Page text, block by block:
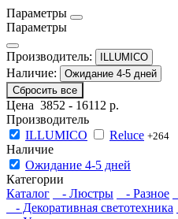
Параметры
Параметры
Производитель: ILLUMICO
Наличие:
Ожидание 4-5 дней
Сбросить все
Цена 3852 - 16112 р.
Производитель
ILLUMICO
Reluce +264
Наличие
Ожидание 4-5 дней
Категории
Каталог
- Люстры - Разное
- Декоративная светотехника